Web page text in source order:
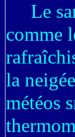
Le
comme
la
météos